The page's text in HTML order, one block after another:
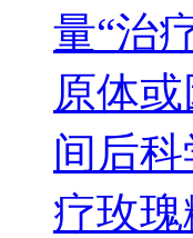
量“治
原体
间后
疗玫